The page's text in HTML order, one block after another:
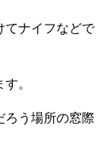
てナイフなどで
。
ろう場所の窓際